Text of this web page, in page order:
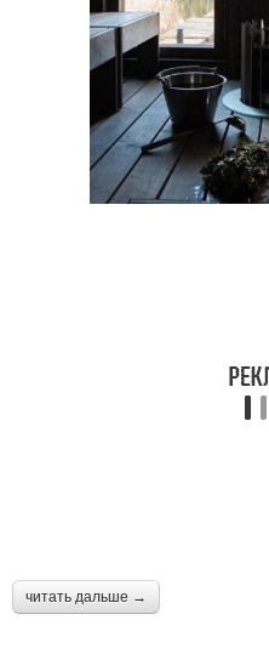
читать дальше →